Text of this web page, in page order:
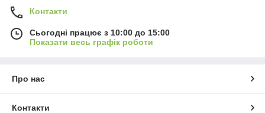
Контакти
Сьогодні працює з 10:00 до 15:00
Показати весь графік роботи
Про нас
Контакти